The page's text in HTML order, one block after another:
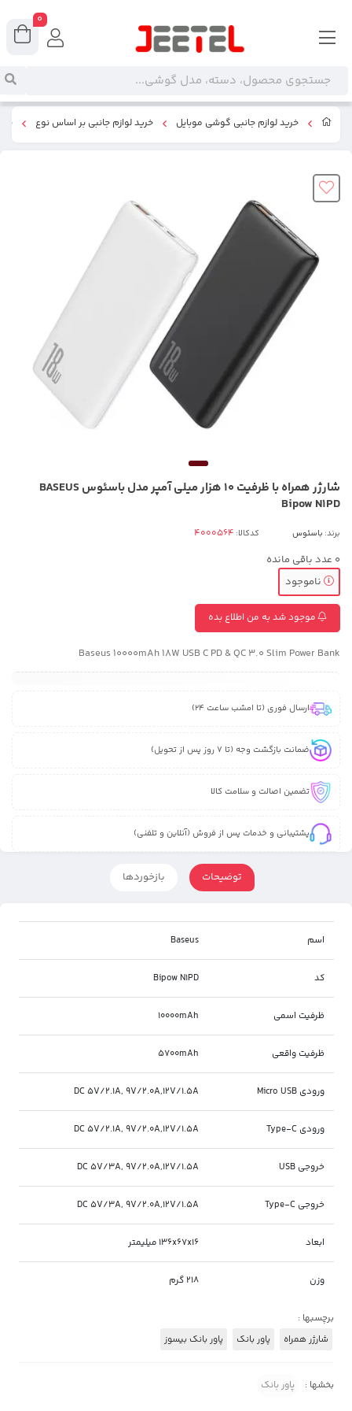
خرید لوازم جانبی گوشی موبایل خرید لوازم جانبی بر اساس نوع
شارژر همراه با ظرفیت 10 هزار میلی آمپر مدل باسئوس BASEUS
Bipow N1PD
برند: باسئوس کدکالا:
0 عدد باقی مانده
ناموجود
موجود شد به من اطلاع بده
Baseus 10000mAh 18W USB C PD & QC 3.0 Slim Power Bank
ارسال فوری (تا امشب ساعت 24)
ضمانت بازگشت وجه (تا 7 روز پس از تحویل)
تضمین اصالت و سلامت کالا
پشتیبانی و خدمات پس از فروش (آنلاین و تلفنی)
توضیحات بازخوردها
اسم Baseus
کد Bipow N1PD
ظرفیت اسمی 10000mAh
ظرفیت واقعی 5700mAh
ورودی Micro USB DC 5V/2.1A, 9V/2.0A,12V/1.5A
ورودی Type-C DC 5V/2.1A, 9V/2.0A,12V/1.5A
خروجی USB DC 5V/3A, 9V/2.0A,12V/1.5A
خروجی Type-C DC 5V/3A, 9V/2.0A,12V/1.5A
ابعاد 136x67x16 میلیمتر
وزن 218 گرم
برچسبها :
شارژر همراه
پاور بانک پاور بانک بیسوز
بخشها : پاور بانک
0